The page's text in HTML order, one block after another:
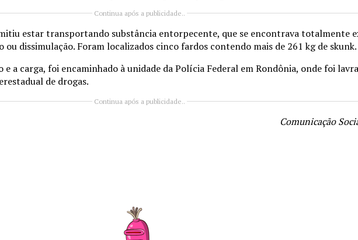
Continua após a publicidade..
estar transportando substância entorpecente, que se encontrava totalmente
dissimulação. Foram localizados cinco fardos contendo mais de 261 kg de skunk.
a carga, foi encaminhado à unidade da Polícia Federal em Rondônia, onde foi
de drogas.
Continua após a publicidade..
Comunicação